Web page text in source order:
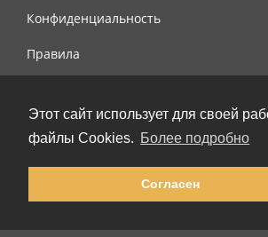
Этот сайт использует для своей
файлы Cookies. Более подробно
Согласен
Конфиденциальность
Правила
© 2002-2026 lernu.net |